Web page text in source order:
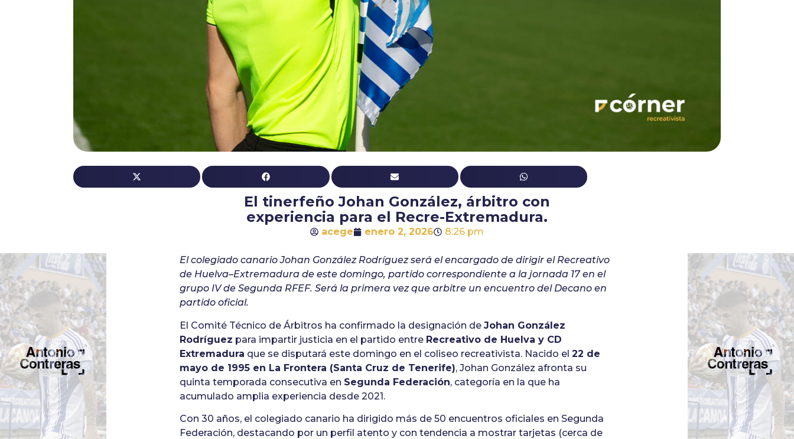
El tinerfeño Johan González, árbitro con
experiencia para el Recre-Extremadura.
acege enero 2, 2026 8:26 pm
El colegiado canario Johan González Rodríguez será el encargado de dirigir el Recreativo
de Huelva–Extremadura de este domingo, partido correspondiente a la jornada 17 en el
grupo IV de Segunda RFEF. Será la primera vez que arbitre un encuentro del Decano en
partido oficial.
El Comité Técnico de Árbitros ha confirmado la designación deJohan González
Rodríguez para impartir justicia en el partido entre Recreativo de Huelva y CD
Extremadura que se disputará este domingo en el coliseo recreativista. Nacido el22 de
mayo de 1995 en La Frontera (Santa Cruz de Tenerife), Johan González afronta su
quinta temporada consecutiva en Segunda Federación, categoría en la que ha
acumulado amplia experiencia desde 2021.
Con 30 años, el colegiado canario ha dirigido más de 50 encuentros oficiales en Segunda
Federación, destacando por un perfil atento y con tendencia a mostrar tarjetas (cerca de